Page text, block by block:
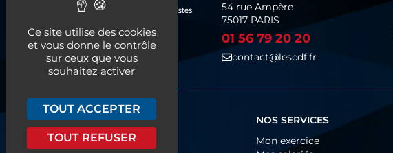
54 rue Ampère
75017 PARIS
01 56 79 20 20
contact@lescdf.fr
QUI SOMMES-NOUS ?
Fonctionnement
NOS SERVICES
Mon exercice
Ce site utilise des cookies
et vous donne le contrôle
sur ceux que vous
souhaitez activer
TOUT ACCEPTER
TOUT REFUSER